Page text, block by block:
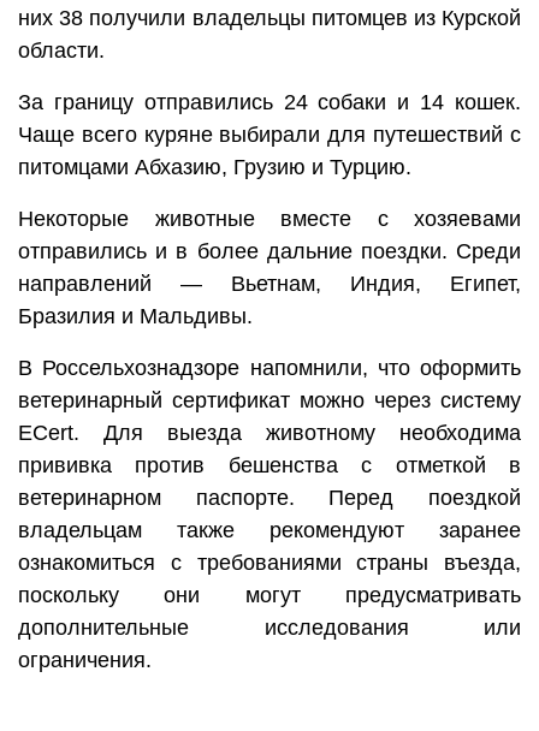
них 38 получили владельцы питомцев из Курской
области.
За границу отправились 24 собаки и 14 кошек.
Чаще всего куряне выбирали для путешествий с
питомцами Абхазию, Грузию и Турцию.
Некоторые животные вместе с хозяевами
отправились и в более дальние поездки. Среди
направлений — Вьетнам, Индия, Египет,
Бразилия и Мальдивы.
В Россельхознадзоре напомнили, что оформить
ветеринарный сертификат можно через систему
ECert. Для выезда животному необходима
прививка против бешенства с отметкой в
ветеринарном паспорте. Перед поездкой
владельцам также рекомендуют заранее
ознакомиться с требованиями страны въезда,
поскольку они могут предусматривать
дополнительные исследования или
ограничения.